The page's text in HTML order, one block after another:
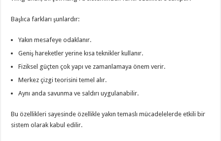
Başlıca farkları şunlardır:
Yakın mesafeye odaklanır.
Geniş hareketler yerine kısa teknikler kullanır.
Fiziksel güçten çok yapı ve zamanlamaya önem verir.
Merkez çizgi teorisini temel alır.
Aynı anda savunma ve saldırı uygulanabilir.
Bu özellikleri sayesinde özellikle yakın temaslı mücadelelerde etkili bir
sistem olarak kabul edilir.